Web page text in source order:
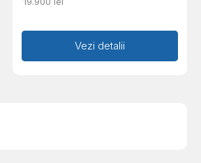
Adaugă în coș
Vezi detalii